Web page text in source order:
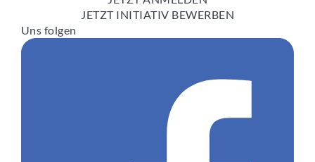
JETZT INITIATIV BEWERBEN
Uns folgen